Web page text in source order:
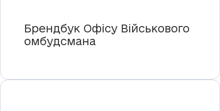
Брендбук Офісу Військового
омбудсмана